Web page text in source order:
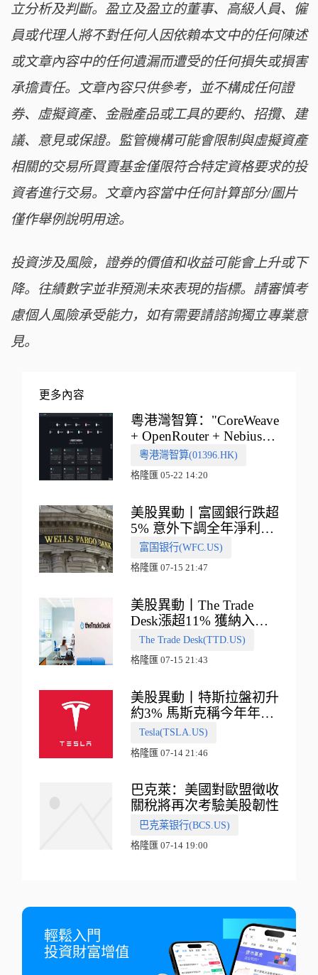
立分析及判斷。盈立及盈立的董事、高級人員、僱
員或代理人將不對任何人因依賴本文中的任何陳述
或文章內容中的任何遺漏而遭受的任何損失或損害
承擔責任。文章內容只供參考，並不構成任何證
券、虛擬資產、金融產品或工具的要約、招攬、建
議、意見或保證。監管機構可能會限制與虛擬資產
相關的交易所買賣基金僅限符合特定資格要求的投
資者進行交易。文章內容當中任何計算部分/圖片
僅作舉例說明用途。
投資涉及風險，證券的價值和收益可能會上升或下
降。往績數字並非預測未來表現的指標。請審慎考
慮個人風險承受能力，如有需要請諮詢獨立專業意
見。
更多內容
粵港灣智算："CoreWeave
+ OpenRouter + Nebius"
多向融合的中國智算新範
式
粵港灣智算(01396.HK)
格隆匯 05-22 14:20
美股異動丨富國銀行跌超
5% 意外下調全年淨利息
收入指引
富国银行(WFC.US)
格隆匯 07-15 21:47
美股異動丨The Trade
Desk漲超11% 獲納入標
普500指數
The Trade Desk(TTD.US)
格隆匯 07-15 21:43
美股異動丨特斯拉盤初升
約3% 馬斯克稱今年年底
會有‘史詩級震撼’的演示
Tesla(TSLA.US)
格隆匯 07-14 21:46
巴克萊：美國對歐盟徵收
關稅將再次考驗美股韌性
巴克莱银行(BCS.US)
格隆匯 07-14 19:00
輕鬆入門
投資財富增值